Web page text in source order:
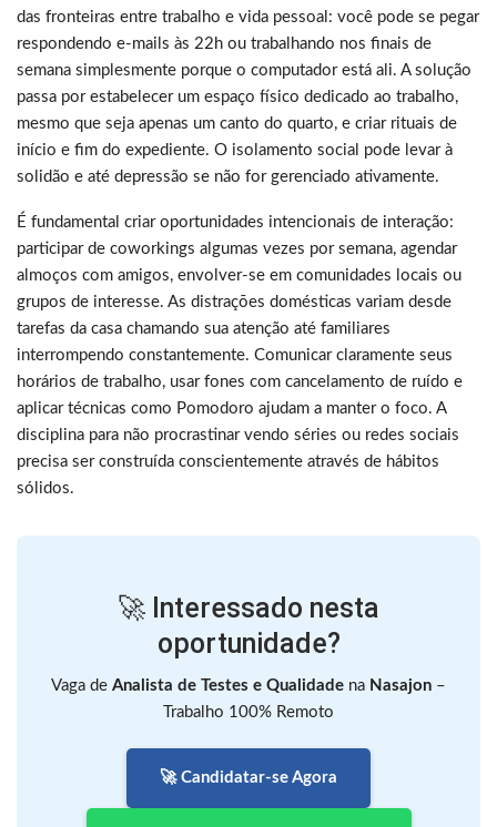
das fronteiras entre trabalho e vida pessoal: você pode se pegar
respondendo e-mails às 22h ou trabalhando nos finais de
semana simplesmente porque o computador está ali. A solução
passa por estabelecer um espaço físico dedicado ao trabalho,
mesmo que seja apenas um canto do quarto, e criar rituais de
início e fim do expediente. O isolamento social pode levar à
solidão e até depressão se não for gerenciado ativamente.
É fundamental criar oportunidades intencionais de interação:
participar de coworkings algumas vezes por semana, agendar
almoços com amigos, envolver-se em comunidades locais ou
grupos de interesse. As distrações domésticas variam desde
tarefas da casa chamando sua atenção até familiares
interrompendo constantemente. Comunicar claramente seus
horários de trabalho, usar fones com cancelamento de ruído e
aplicar técnicas como Pomodoro ajudam a manter o foco. A
disciplina para não procrastinar vendo séries ou redes sociais
precisa ser construída conscientemente através de hábitos
sólidos.
🚀 Interessado nesta
oportunidade?
Vaga de Analista de Testes e Qualidade na Nasajon –
Trabalho 100% Remoto
🚀 Candidatar-se Agora